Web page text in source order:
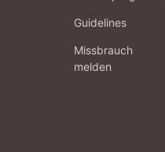
Guidelines
Missbrauch
melden